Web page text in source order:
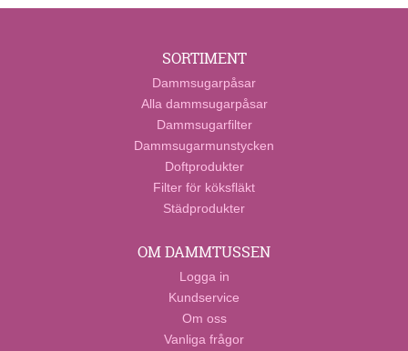
SORTIMENT
Dammsugarpåsar
Alla dammsugarpåsar
Dammsugarfilter
Dammsugarmunstycken
Doftprodukter
Filter för köksfläkt
Städprodukter
OM DAMMTUSSEN
Logga in
Kundservice
Om oss
Vanliga frågor